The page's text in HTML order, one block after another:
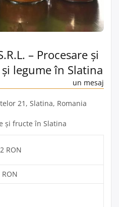
– Procesare și
legume în Slatina
un mesaj
21, Slatina, Romania
și fructe în Slatina
RON